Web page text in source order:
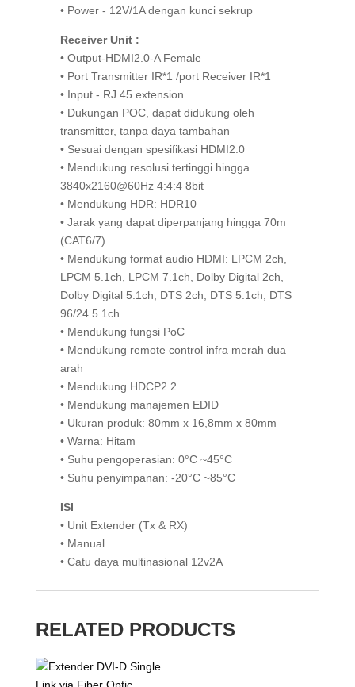
• Power - 12V/1A dengan kunci sekrup
Receiver Unit :
• Output-HDMI2.0-A Female
• Port Transmitter IR*1 /port Receiver IR*1
• Input - RJ 45 extension
• Dukungan POC, dapat didukung oleh
transmitter, tanpa daya tambahan
• Sesuai dengan spesifikasi HDMI2.0
• Mendukung resolusi tertinggi hingga
3840x2160@60Hz 4:4:4 8bit
• Mendukung HDR: HDR10
• Jarak yang dapat diperpanjang hingga 70m
(CAT6/7)
• Mendukung format audio HDMI: LPCM 2ch,
LPCM 5.1ch, LPCM 7.1ch, Dolby Digital 2ch,
Dolby Digital 5.1ch, DTS 2ch, DTS 5.1ch, DTS
96/24 5.1ch.
• Mendukung fungsi PoC
• Mendukung remote control infra merah dua
arah
• Mendukung HDCP2.2
• Mendukung manajemen EDID
• Ukuran produk: 80mm x 16,8mm x 80mm
• Warna: Hitam
• Suhu pengoperasian: 0°C ~45°C
• Suhu penyimpanan: -20°C ~85°C
ISI
• Unit Extender (Tx & RX)
• Manual
• Catu daya multinasional 12v2A
RELATED PRODUCTS